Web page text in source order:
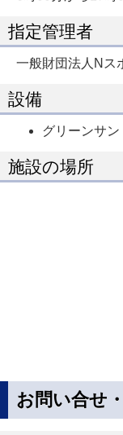
指定管理者
一般財団法人Nス
設備
グリーンサ
施設の場所
お問い合せ